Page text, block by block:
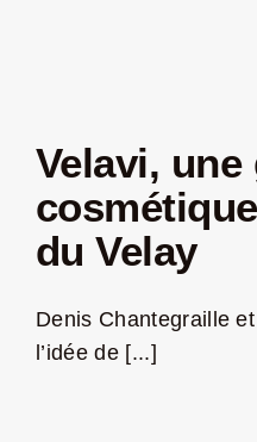
Velavi, une
du Velay
Denis Chantegraille
l’idée de [...]